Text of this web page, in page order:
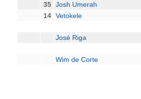
35 Josh Umerah
14 Vetokele
José Riga
Wim de Corte